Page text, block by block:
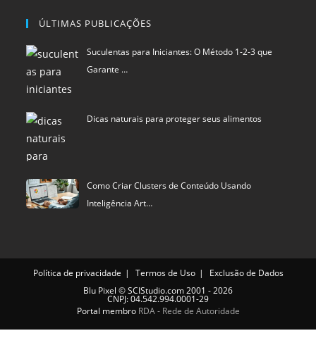
ÚLTIMAS PUBLICAÇÕES
Suculentas para Iniciantes: O Método 1-2-3 que
Garante …
Dicas naturais para proteger seus alimentos
Como Criar Clusters de Conteúdo Usando
Inteligência Art…
Política de privacidade Termos de Uso
Exclusão de Dados
Blu Pixel ©SCIStudio.com2001 - 2026
CNPJ: 04.542.994.0001-29
Portal membro RDA - Rede de Autoridade